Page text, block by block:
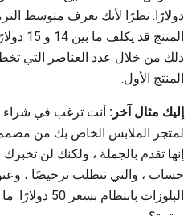
دولارًا. نظرًا لأنك تعرف متوسط
المنتج قد يكلف ما بين 14 و 15 دولارًا أمريكيًا
ذلك من خلال عدد العناصر التي
المنتج الأول.
إليك مثال آخر: أنت ترغب في شراء
لمتجر الملابس الخاص بك من مصمم
إنها تقدم بالجملة ، ولكنك لن
حساب ، والتي تتطلب ترخيصًا ،